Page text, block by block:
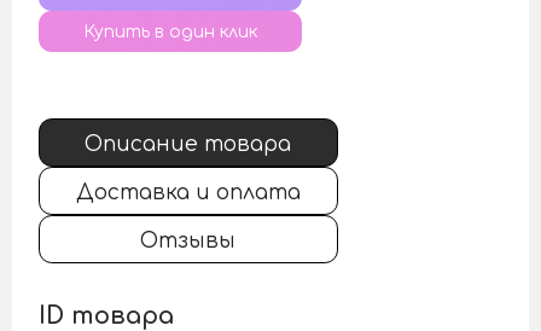
Купить в один клик
Описание товара
Доставка и оплата
Отзывы
ID товара